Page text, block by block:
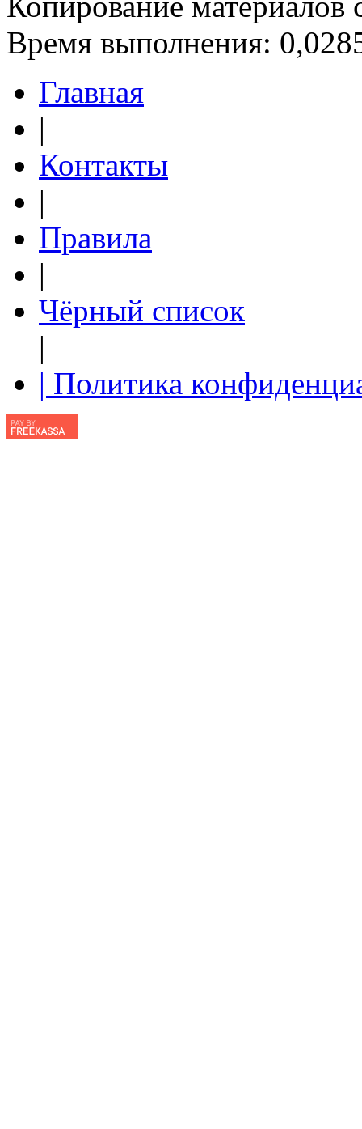
Время выполнения:
Главная
|
Контакты
|
Правила
|
Чёрный список
|
| Политика